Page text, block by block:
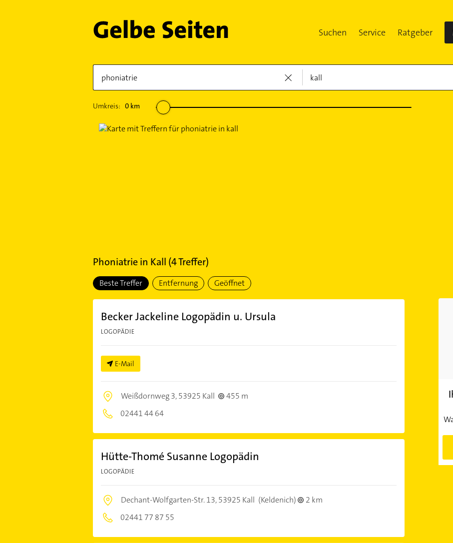
Suchen Service Ratgeber
Umkreis: 0km
Phoniatriein Kall (4Treffer)
Beste Treffer Entfernung Geöffnet
Becker Jackeline Logopädin u. Ursula
LOGOPÄDIE
E-Mail
Weißdornweg 3,53925 Kall
455 m
02441 44 64
Hütte-Thomé Susanne Logopädin
LOGOPÄDIE
Dechant-Wolfgarten-Str. 13,53925 Kall (Keldenich)
2 km
02441 77 87 55